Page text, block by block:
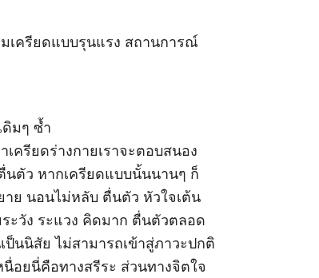
เครียดแบบรุนแรง สถานการณ์
ดิมๆ ซ้ำ
เครียดร่างกายเราจะตอบสนอง
นตัว หากเครียดแบบนั้นนานๆ ก็
ย นอนไม่หลับ ตื่นตัว หัวใจเต้น
ะวัง ระแวง คิดมาก ตื่นตัวตลอด
ป็นนิสัย ไม่สามารถเข้าสู่ภาวะปกติ
อยนี่คือทางสรีระ ส่วนทางจิตใจ